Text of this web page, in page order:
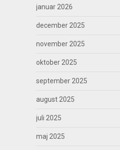
januar 2026
december 2025
november 2025
oktober 2025
september 2025
august 2025
juli 2025
maj 2025